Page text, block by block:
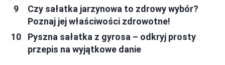
Czy sałatka jarzynowa to zdrowy wybór?
Poznaj jej właściwości zdrowotne!
Pyszna sałatka z gyrosa – odkryj prosty
przepis na wyjątkowe danie